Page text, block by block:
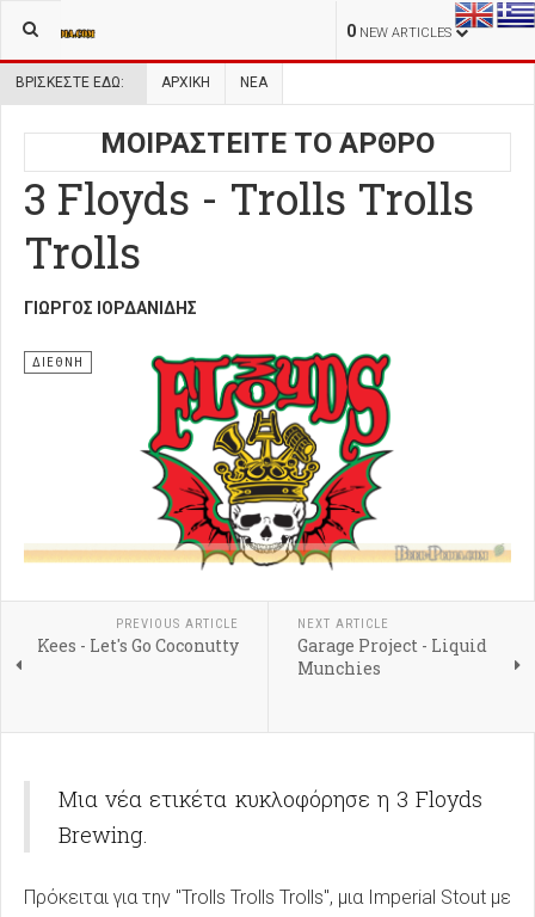
0 NEW ARTICLES
ΒΡΊΣΚΕΣΤΕ ΕΔΏ: ΑΡΧΙΚΉ ΝΕΑ
ΜΟΙΡΑΣΤΕΙΤΕ ΤΟ ΑΡΘΡΟ
3 Floyds - Trolls Trolls
Trolls
ΓΙΏΡΓΟΣ ΙΟΡΔΑΝΊΔΗΣ
ΔΙΕΘΝΗ
PREVIOUS ARTICLE
Kees - Let's Go Coconutty
NEXT ARTICLE
Garage Project - Liquid
Munchies
Μια νέα ετικέτα κυκλοφόρησε η 3 Floyds
Brewing.
Πρόκειται για την "Trolls Trolls Trolls", μια Imperial Stout με